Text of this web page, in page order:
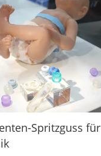
Spritzguss für